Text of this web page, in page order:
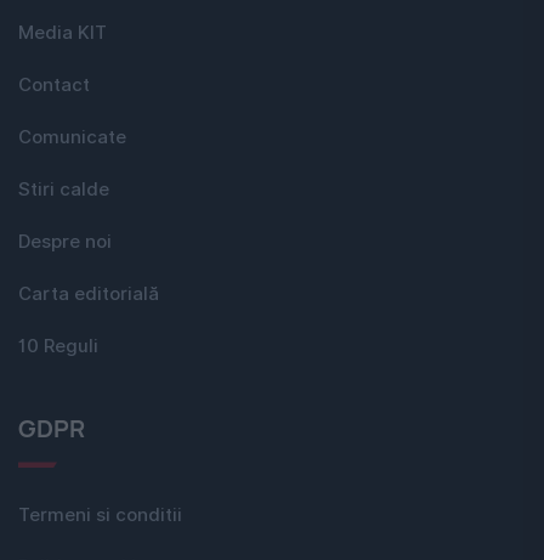
Media KIT
Contact
Comunicate
Stiri calde
Despre noi
Carta editorială
10 Reguli
GDPR
Termeni si conditii